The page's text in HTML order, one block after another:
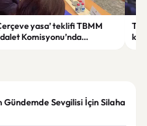
yasa’ teklifi TBMM
Komisyonu’nda
Sevgilisi İçin Silaha